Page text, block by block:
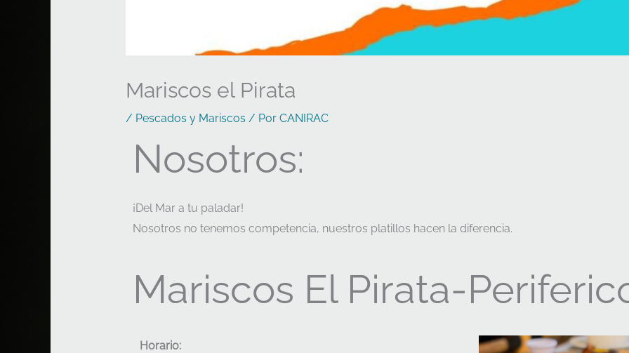
Mariscos el Pirata
/ Pescados y Mariscos / Por CANIRAC
Nosotros:
¡Del Mar a tu paladar!
Nosotros no tenemos competencia, nuestros platillos hacen la diferencia.
Mariscos El Pirata-
Horario: